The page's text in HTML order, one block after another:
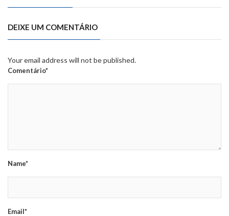
DEIXE UM COMENTÁRIO
Your email address will not be published.
Comentário*
Name*
Email*